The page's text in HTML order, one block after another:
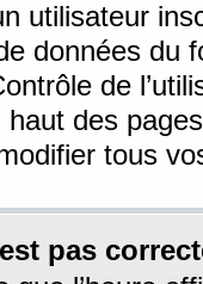
utilisateur
données du
de
haut des
tous
pas